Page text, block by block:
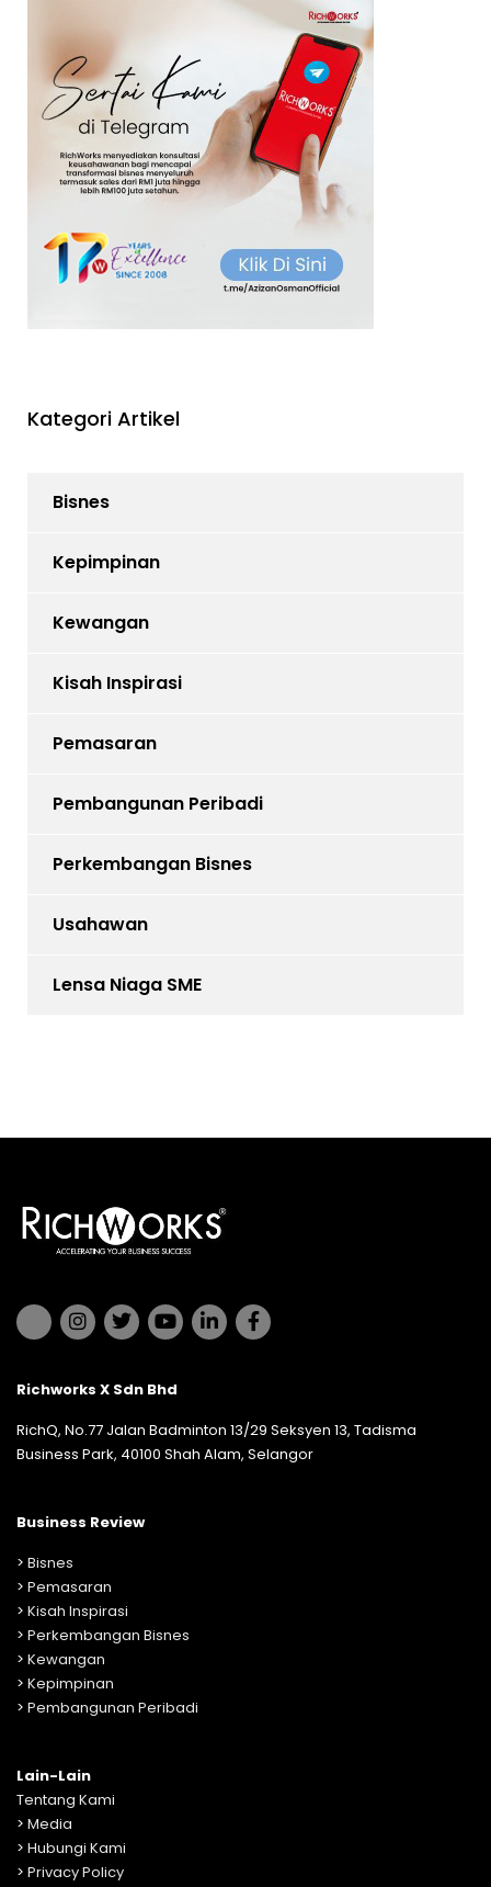
Kategori Artikel
Bisnes
Kepimpinan
Kewangan
Kisah Inspirasi
Pemasaran
Pembangunan Peribadi
Perkembangan Bisnes
Usahawan
Lensa Niaga SME
Richworks X Sdn Bhd
RichQ, No.77 Jalan Badminton 13/29 Seksyen 13, Tadisma
Business Park, 40100 Shah Alam, Selangor
Business Review
> Bisnes
> Pemasaran
> Kisah Inspirasi
> Perkembangan Bisnes
> Kewangan
> Kepimpinan
> Pembangunan Peribadi
Lain-Lain
Tentang Kami
> Media
> Hubungi Kami
> Privacy Policy